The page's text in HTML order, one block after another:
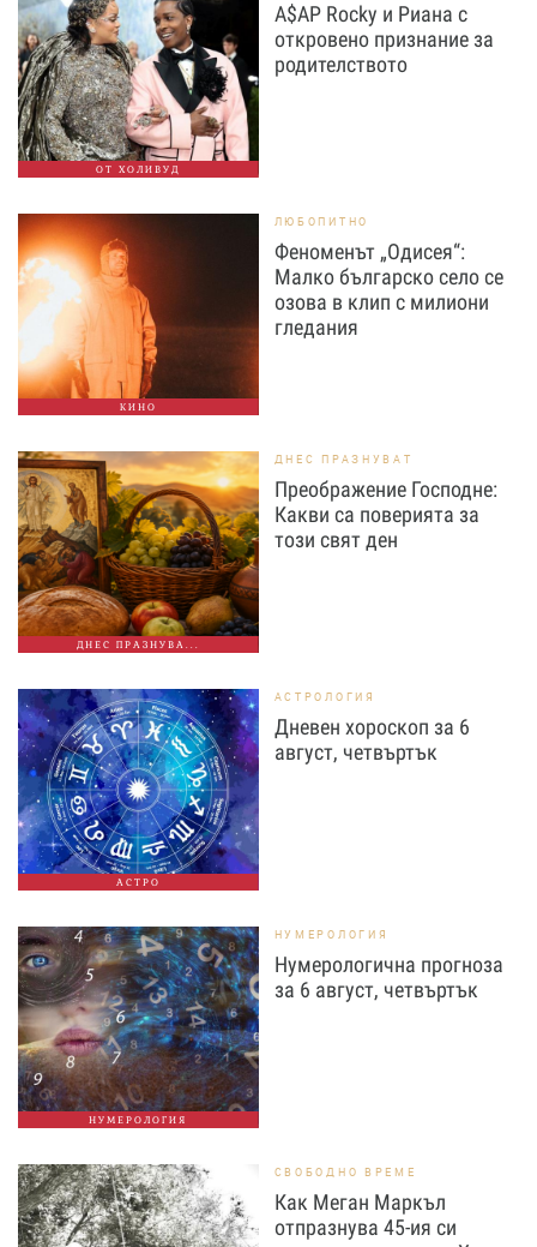
ОТ ХОЛИВУД
A$AP Rocky и Риана с
откровено признание за
родителството
КИНО
ЛЮБОПИТНО
Феноменът „Одисея“:
Малко българско село се
озова в клип с милиони
гледания
ДНЕС ПРАЗНУВА...
ДНЕС ПРАЗНУВАТ
Преображение Господне:
Какви са поверията за
този свят ден
АСТРО
АСТРОЛОГИЯ
Дневен хороскоп за 6
август, четвъртък
НУМЕРОЛОГИЯ
НУМЕРОЛОГИЯ
Нумерологична прогноза
за 6 август, четвъртък
СВОБОДНО ВРЕМЕ
Как Меган Маркъл
отпразнува 45-ия си